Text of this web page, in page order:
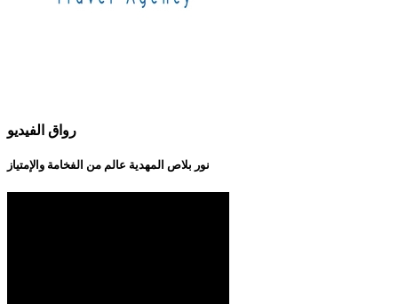
رواق الفيديو
نور بلاص المهدية عالم من الفخامة والإمتياز